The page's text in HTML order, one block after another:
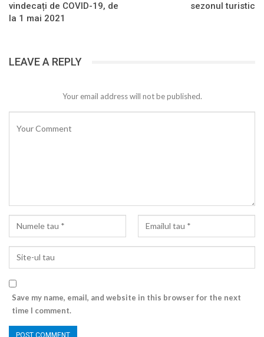
vindecați de COVID-19, de
la 1 mai 2021
sezonul turistic
LEAVE A REPLY
Your email address will not be published.
Save my name, email, and website in this browser for the next
time I comment.